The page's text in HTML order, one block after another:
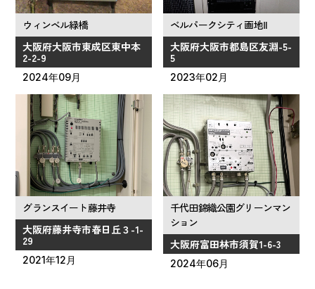
ウィンベル緑橋
大阪府大阪市東成区東中本
2-2-9
2024年09月
ベルパークシティ画地Ⅱ
大阪府大阪市都島区友淵-5-
5
2023年02月
グランスイート藤井寺
大阪府藤井寺市春日丘３-1-
29
2021年12月
千代田錦織公園グリーンマン
ション
大阪府富田林市須賀1-6-3
2024年06月